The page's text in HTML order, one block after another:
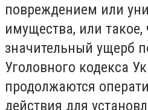
повреждением или
имущества, или такое,
значительный ущерб
Уголовного кодекса
продолжаются
действия для